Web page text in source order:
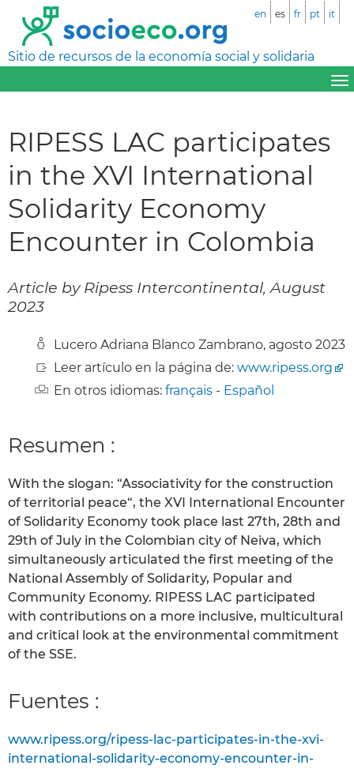
Sitio de recursos de la economía social y solidaria
en es fr pt it
RIPESS LAC participates
in the XVI International
Solidarity Economy
Encounter in Colombia
Article by Ripess Intercontinental, August
2023
Lucero Adriana Blanco Zambrano, agosto 2023
Leer artículo en la página de: www.ripess.org
En otros idiomas: français - Español
Resumen :
With the slogan: “Associativity for the construction
of territorial peace“, the XVI International Encounter
of Solidarity Economy took place last 27th, 28th and
29th of July in the Colombian city of Neiva, which
simultaneously articulated the first meeting of the
National Assembly of Solidarity, Popular and
Community Economy. RIPESS LAC participated
with contributions on a more inclusive, multicultural
and critical look at the environmental commitment
of the SSE.
Fuentes :
www.ripess.org/ripess-lac-participates-in-the-xvi-
international-solidarity-economy-encounter-in-